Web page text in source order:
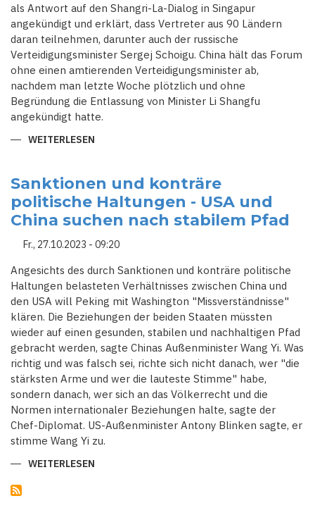
als Antwort auf den Shangri-La-Dialog in Singapur
angekündigt und erklärt, dass Vertreter aus 90 Ländern
daran teilnehmen, darunter auch der russische
Verteidigungsminister Sergej Schoigu. China hält das Forum
ohne einen amtierenden Verteidigungsminister ab,
nachdem man letzte Woche plötzlich und ohne
Begründung die Entlassung von Minister Li Shangfu
angekündigt hatte.
WEITERLESEN
WARNEN
VOR
AUFRUHR
DURCH
"AUSLÄNDISCHE
KRÄFTE"
Sanktionen und konträre
politische Haltungen - USA und
China suchen nach stabilem Pfad
Fr., 27.10.2023 - 09:20
Angesichts des durch Sanktionen und konträre politische
Haltungen belasteten Verhältnisses zwischen China und
den USA will Peking mit Washington "Missverständnisse"
klären. Die Beziehungen der beiden Staaten müssten
wieder auf einen gesunden, stabilen und nachhaltigen Pfad
gebracht werden, sagte Chinas Außenminister Wang Yi. Was
richtig und was falsch sei, richte sich nicht danach, wer "die
stärksten Arme und wer die lauteste Stimme" habe,
sondern danach, wer sich an das Völkerrecht und die
Normen internationaler Beziehungen halte, sagte der
Chef-Diplomat. US-Außenminister Antony Blinken sagte, er
stimme Wang Yi zu.
WEITERLESEN